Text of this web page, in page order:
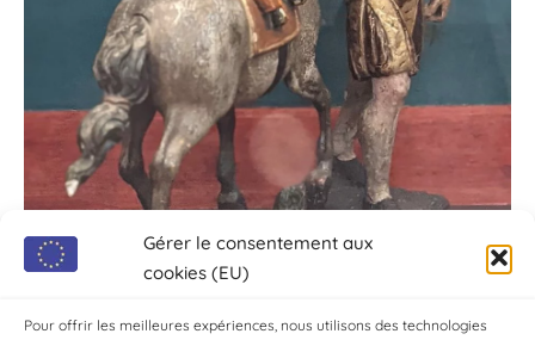
Gérer le consentement aux
cookies (EU)
Pour offrir les meilleures expériences, nous utilisons des technologies